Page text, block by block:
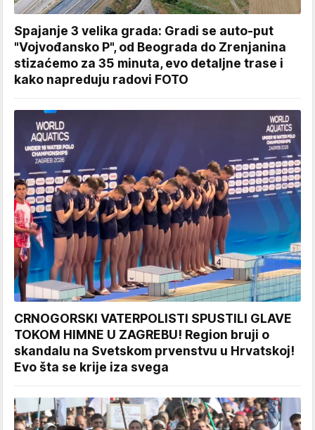
Spajanje 3 velika grada: Gradi se auto-put
"Vojvođansko P", od Beograda do Zrenjanina
stizaćemo za 35 minuta, evo detaljne trase i
kako napreduju radovi FOTO
CRNOGORSKI VATERPOLISTI SPUSTILI GLAVE
TOKOM HIMNE U ZAGREBU! Region bruji o
skandalu na Svetskom prvenstvu u Hrvatskoj!
Evo šta se krije iza svega